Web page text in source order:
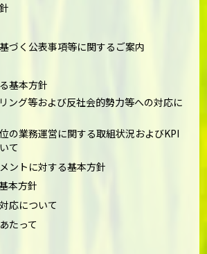
づく公表事項等に関するご案内
基本方針
ング等および反社会的勢力等への対応に
の業務運営に関する取組状況およびKPI
て
ントに対する基本方針
本方針
応について
たって